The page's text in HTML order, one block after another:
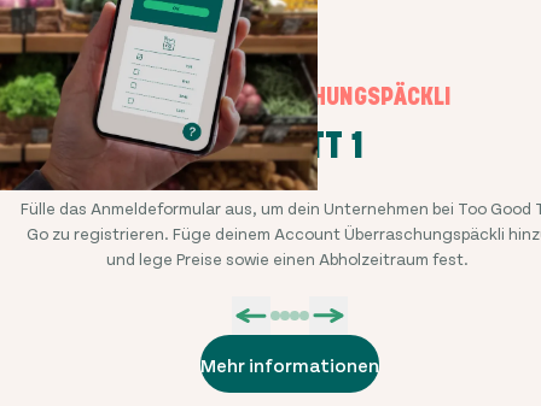
UNSERE ÜBERRASCHUNGSPÄCKLI
SCHRITT 1
Fülle das Anmeldeformular aus, um dein Unternehmen bei Too Good
Go zu registrieren. Füge deinem Account Überraschungspäckli
und lege Preise sowie einen Abholzeitraum fest.
Mehr informationen